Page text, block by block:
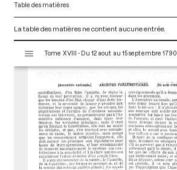
Table des matières
La table des matières ne contient aucune entrée.
s
Tome XVIII - Du 12 aout au 15 septembre 1790